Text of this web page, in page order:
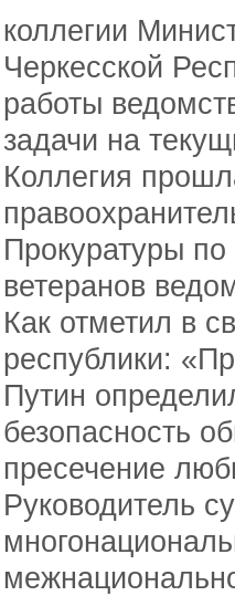
коллегии
Черкесской
работы
задачи на
Коллегия
Прокуратуры
ветеранов
Как отметил в
республики:
Путин
безопасность
пресечение
Руководитель